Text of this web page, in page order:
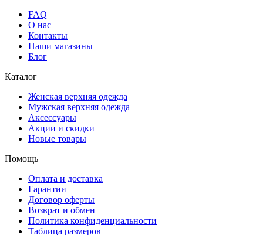
FAQ
О нас
Контакты
Наши магазины
Блог
Каталог
Женская верхняя одежда
Мужская верхняя одежда
Аксессуары
Акции и скидки
Новые товары
Помощь
Оплата и доставка
Гарантии
Договор оферты
Возврат и обмен
Политика конфиденциальности
Таблица размеров